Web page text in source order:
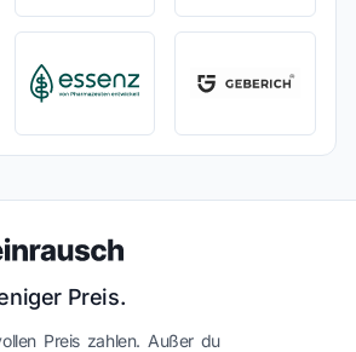
Preis.
Preis zahlen. Außer du